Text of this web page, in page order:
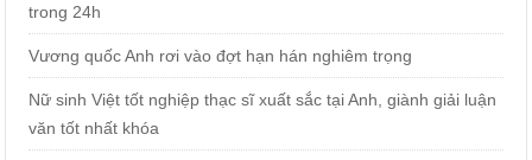
trong 24h
Vương quốc Anh rơi vào đợt hạn hán nghiêm trọng
Nữ sinh Việt tốt nghiệp thạc sĩ xuất sắc tại Anh, giành giải luận
văn tốt nhất khóa